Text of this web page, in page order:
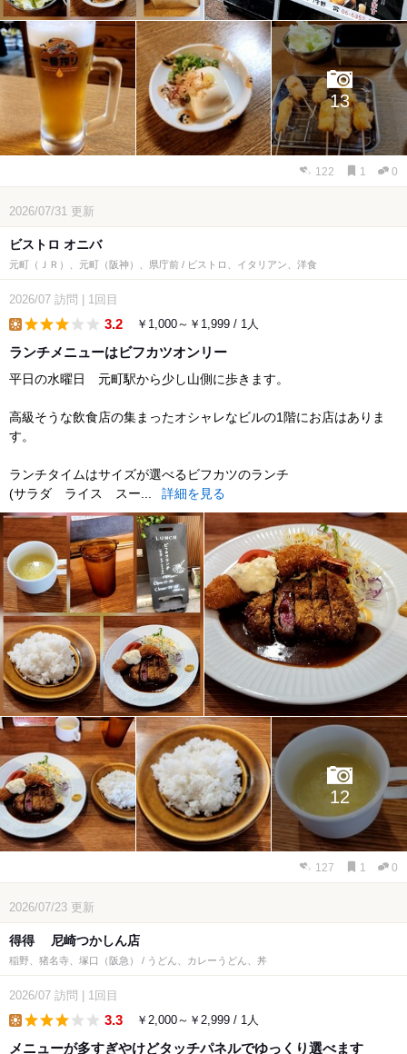
13
122 1 0
2026/07/31 更新
ビストロ オニバ
元町（ＪＲ）、元町（阪神）、県庁前 / ビストロ、イタリアン、洋食
2026/07 訪問 1回目
3.2 ￥1,000～￥1,999 / 1人
ランチメニューはビフカツオンリー
平日の水曜日 元町駅から少し山側に歩きます。
高級そうな飲食店の集まったオシャレなビルの1階にお店はありま
す。
ランチタイムはサイズが選べるビフカツのランチ
(サラダ ライス スー...
詳細を見る
12
127 1 0
2026/07/23 更新
得得 尼崎つかしん店
稲野、猪名寺、塚口（阪急） / うどん、カレーうどん、丼
2026/07 訪問 1回目
3.3 ￥2,000～￥2,999 / 1人
メニューが多すぎやけどタッチパネルでゆっくり選べます